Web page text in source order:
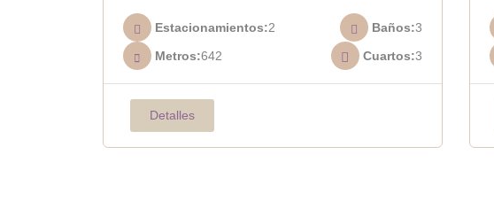
Estacionamientos 2 Baños 3
Metros 642 Cuartos 3
Detalles